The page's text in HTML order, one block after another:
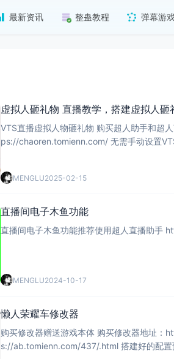
最新资讯 整蛊教程 弹幕游
虚拟人砸礼物 直播教学，搭建虚拟人砸
VTS直播虚拟人物砸礼物 购买超人助手和超人VTS砸礼物即可实现虚拟人物砸礼物效果 购买地址：htt
ps://chaoren.tomienn.com/ 无需手动设置VTS动作买完即可使用 超人助手内置使用教程视频看视频即
MENGLU2025-02-15
直播间电子木鱼功能
MENGLU2024-10-17
懒人荣耀车修改器
购买修改器赠送游戏本体 购买修改器地址：https://cdk.menglu.vip/buy/27 阿比整蛊整套配置：http
s://ab.tomienn.com/437/.html